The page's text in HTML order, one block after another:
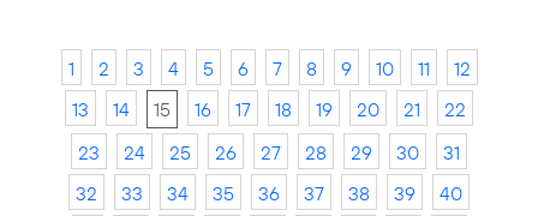
1 2 3 4 5 6 7 8 9 10 11
12
13
14 15 16 17 18 19 20 21
22
23
24 25 26 27 28 29 30
31
32
33 34 35 36 37 38 39
40